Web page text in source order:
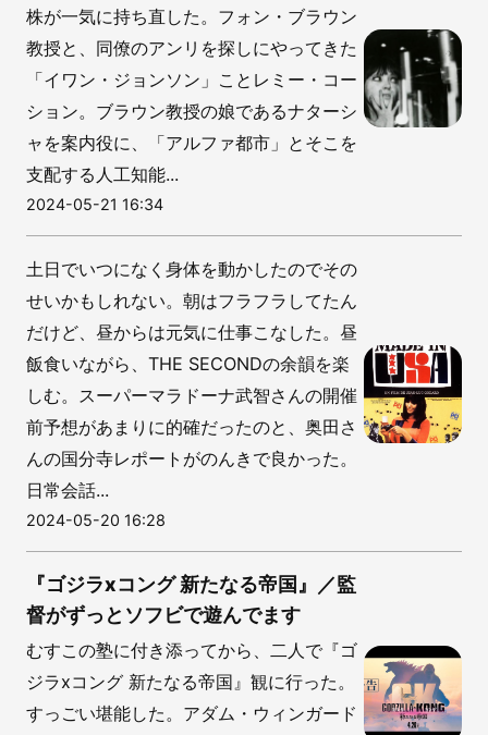
株が一気に持ち直した。フォン・ブラウン
教授と、同僚のアンリを探しにやってきた
「イワン・ジョンソン」ことレミー・コー
ション。ブラウン教授の娘であるナターシ
ャを案内役に、「アルファ都市」とそこを
支配する人工知能...
2024-05-21 16:34
土日でいつになく身体を動かしたのでその
せいかもしれない。朝はフラフラしてたん
だけど、昼からは元気に仕事こなした。昼
飯食いながら、THE SECONDの余韻を楽
しむ。スーパーマラドーナ武智さんの開催
前予想があまりに的確だったのと、奥田さ
んの国分寺レポートがのんきで良かった。
日常会話...
2024-05-20 16:28
『ゴジラxコング 新たなる帝国』／監
督がずっとソフビで遊んでます
むすこの塾に付き添ってから、二人で『ゴ
ジラxコング 新たなる帝国』観に行った。
すっごい堪能した。アダム・ウィンガード